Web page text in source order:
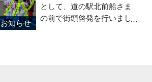
ます。 食事・睡眠・
お知らせ
として、道の駅北前船さま
の前で街頭啓発を行いまし